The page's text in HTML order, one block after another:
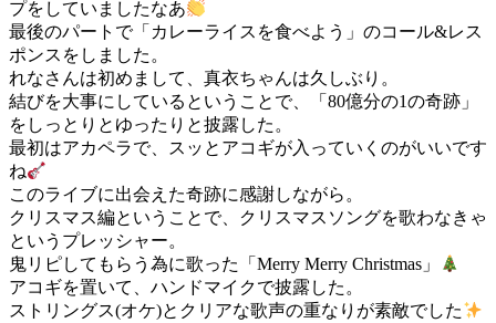
プをしていましたなあ
最後のパートで「カレーライスを食べよう」のコール&レス
ポンスをしました。
れなさんは初めまして、真衣ちゃんは久しぶり。
結びを大事にしているということで、「80億分の1の奇跡」
をしっとりとゆったりと披露した。
最初はアカペラで、スッとアコギが入っていくのがいいです
ね
このライブに出会えた奇跡に感謝しながら。
クリスマス編ということで、クリスマスソングを歌わなきゃ
というプレッシャー。
鬼リピしてもらう為に歌った「Merry Merry Christmas」
アコギを置いて、ハンドマイクで披露した。
ストリングス(オケ)とクリアな歌声の重なりが素敵でした